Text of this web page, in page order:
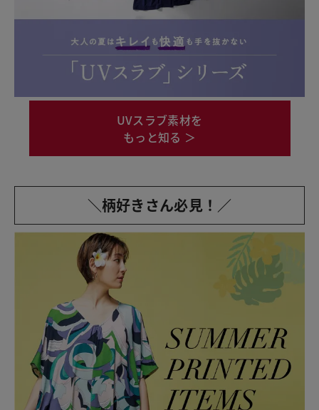
UVスラブ素材を
もっと知る ＞
＼柄好きさん必見！／